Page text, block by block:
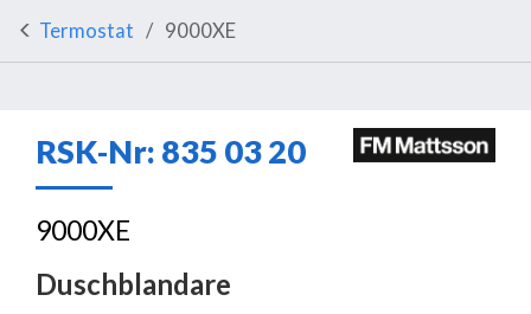
Termostat 9000XE
RSK-Nr: 835 03 20
9000XE
Duschblandare